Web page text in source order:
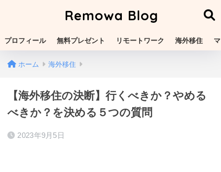
Remowa Blog
プロフィール 無料プレゼント リモートワーク 海外移住
ホーム 海外移住
【海外移住の決断】行くべきか？やめる
べきか？を決める５つの質問
2023年9月5日